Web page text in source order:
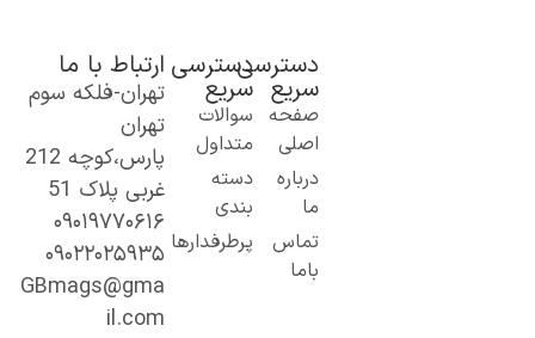
دسترسی
سریع
صفحه
اصلی
درباره
تماس
دسترسی
سریع
سوالات
متداول
دسته
بندی
پرطرفدارها
ارتباط با ما
تهران-فلکه سوم
تهران
پارس،کوچه 212
غربی پلاک 51
۰۹۰۱۹۷۷۰۶۱۶
۰۹۰۲۲۰۲۵۹۳۵
GBmags@gma
il.com